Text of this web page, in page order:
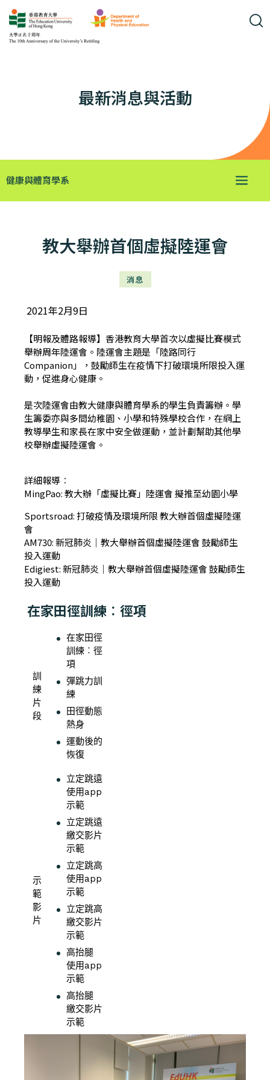
最新消息與活動
健康與體育學系
教大舉辦首個虛擬陸運會
消息
2021年2月9日
【明報及體路報導】香港教育大學首次以虛擬比賽模式
舉辦周年陸運會。陸運會主題是「陸路同行
Companion」，鼓勵師生在疫情下打破環境所限投入運
動，促進身心健康。
是次陸運會由教大健康與體育學系的學生負責籌辦。學
生籌委亦與多間幼稚園、小學和特殊學校合作，在網上
教導學生和家長在家中安全做運動，並計劃幫助其他學
校舉辦虛擬陸運會。
詳細報導︰
MingPao:教大辦「虛擬比賽」陸運會 擬推至幼園小學
Sportsroad:打破疫情及環境所限 教大辦首個虛擬陸運
會
AM730:新冠肺炎｜教大舉辦首個虛擬陸運會 鼓勵師生
投入運動
Edigiest:新冠肺炎｜教大舉辦首個虛擬陸運會 鼓勵師生
投入運動
在家田徑訓練︰徑項
訓
練
片
段
在家田徑
訓練︰徑
項
彈跳力訓
練
田徑動態
熱身
運動後的
恢復
示
範
影
片
立定跳遠
使用app
示範
立定跳遠
繳交影片
示範
立定跳高
使用app
示範
立定跳高
繳交影片
示範
高抬腿
使用app
示範
高抬腿
繳交影片
示範